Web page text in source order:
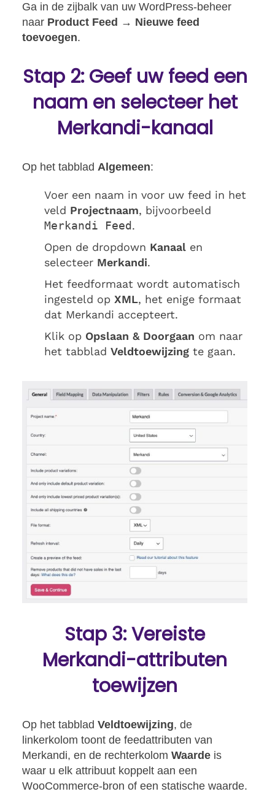
Ga in de zijbalk van uw WordPress-beheer
naar Product Feed → Nieuwe feed
toevoegen.
Stap 2: Geef uw feed een
naam en selecteer het
Merkandi-kanaal
Op het tabblad Algemeen:
Voer een naam in voor uw feed in het
veld Projectnaam, bijvoorbeeld
Merkandi Feed.
Open de dropdown Kanaal en
selecteer Merkandi.
Het feedformaat wordt automatisch
ingesteld op XML, het enige formaat
dat Merkandi accepteert.
Klik op Opslaan & Doorgaan om naar
het tabblad Veldtoewijzing te gaan.
Stap 3: Vereiste
Merkandi-attributen
toewijzen
Op het tabblad Veldtoewijzing, de
linkerkolom toont de feedattributen van
Merkandi, en de rechterkolom Waarde is
waar u elk attribuut koppelt aan een
WooCommerce-bron of een statische waarde.